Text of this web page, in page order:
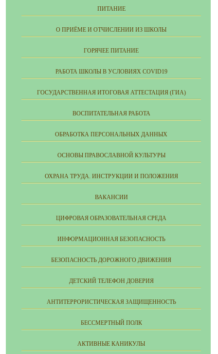
ПИТАНИЕ
О ПРИЁМЕ И ОТЧИСЛЕНИИ ИЗ ШКОЛЫ
ГОРЯЧЕЕ ПИТАНИЕ
РАБОТА ШКОЛЫ В УСЛОВИЯХ COVID19
ГОСУДАРСТВЕННАЯ ИТОГОВАЯ АТТЕСТАЦИЯ (ГИА)
ВОСПИТАТЕЛЬНАЯ РАБОТА
ОБРАБОТКА ПЕРСОНАЛЬНЫХ ДАННЫХ
ОСНОВЫ ПРАВОСЛАВНОЙ КУЛЬТУРЫ
ОХРАНА ТРУДА. ИНСТРУКЦИИ И ПОЛОЖЕНИЯ
ВАКАНСИИ
ЦИФРОВАЯ ОБРАЗОВАТЕЛЬНАЯ СРЕДА
ИНФОРМАЦИОННАЯ БЕЗОПАСНОСТЬ
БЕЗОПАСНОСТЬ ДОРОЖНОГО ДВИЖЕНИЯ
ДЕТСКИЙ ТЕЛЕФОН ДОВЕРИЯ
АНТИТЕРРОРИСТИЧЕСКАЯ ЗАЩИЩЕННОСТЬ
БЕССМЕРТНЫЙ ПОЛК
АКТИВНЫЕ КАНИКУЛЫ